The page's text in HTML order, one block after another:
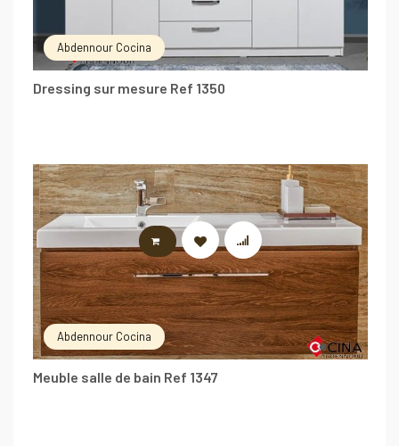
Abdennour Cocina
Dressing sur mesure Ref 1350
Abdennour Cocina
Meuble salle de bain Ref 1347
LIRE LA SUITE